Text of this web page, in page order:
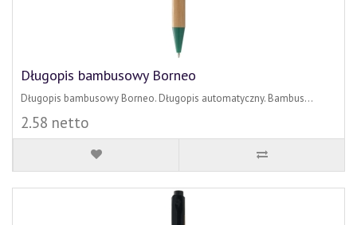
Długopis bambusowy Borneo
Długopis bambusowy Borneo. Długopis automatyczny. Bambus...
2.58 netto